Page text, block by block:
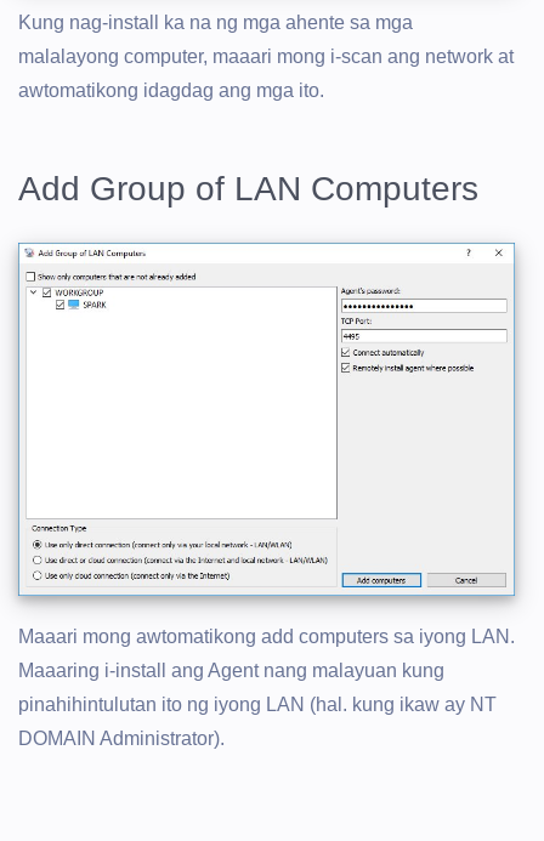
Kung nag-install ka na ng mga ahente sa mga
malalayong computer, maaari mong i-scan ang network at
awtomatikong idagdag ang mga ito.
Add Group of LAN Computers
Maaari mong awtomatikong add computers sa iyong LAN.
Maaaring i-install ang Agent nang malayuan kung
pinahihintulutan ito ng iyong LAN (hal. kung ikaw ay NT
DOMAIN Administrator).